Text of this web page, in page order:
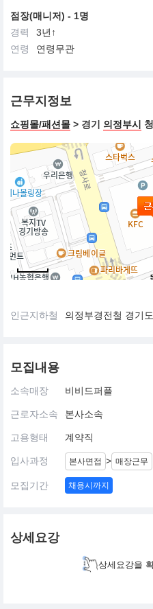
점장(매니저) - 1명
경력
3년↑
연령
연령무관
근무지정보
쇼핑몰/패션몰 > 경기 의정부시
인근지하철 의정부경전철 경기
모집내용
소속매장 비비드퍼플
근로자소속 본사소속
고용형태 계약직
입사과정 본사면접 > 매장근무
모집기간 채용시까지
상세요강
상세요강을